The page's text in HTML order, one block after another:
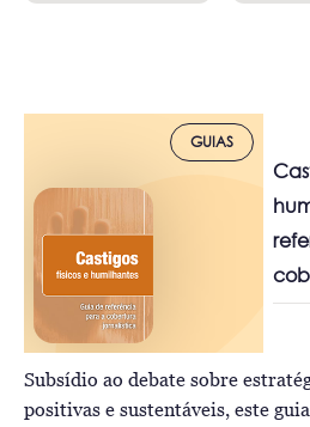
GUIAS
Subsídio ao debate sobre
positivas e sustentáveis, este